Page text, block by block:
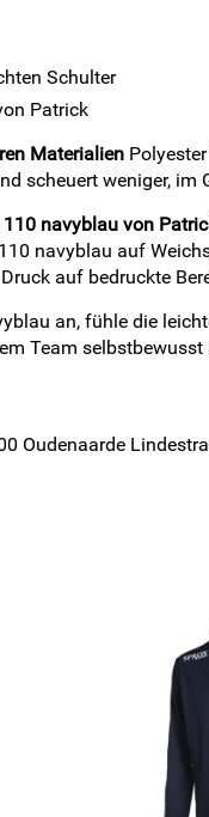
Schulter
Patrick
Materialien
scheuert weniger,
navyblau von
navyblau auf
auf bedruckte
an, fühle die
Team selbstbewusst
Oudenaarde